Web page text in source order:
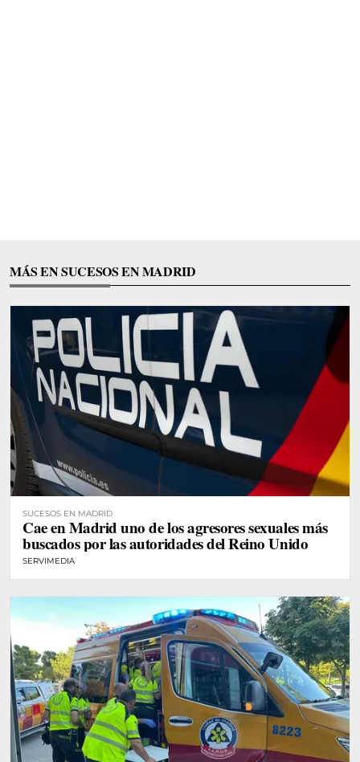
MÁS EN SUCESOS EN MADRID
SUCESOS EN MADRID
Cae en Madrid uno de los agresores sexuales más
buscados por las autoridades del Reino Unido
SERVIMEDIA